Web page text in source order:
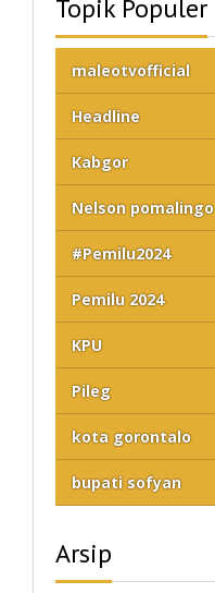
Topik Populer
maleotvofficial
Headline
Kabgor
Nelson pomalingo
#Pemilu2024
Pemilu 2024
KPU
Pileg
kota gorontalo
bupati sofyan
Arsip